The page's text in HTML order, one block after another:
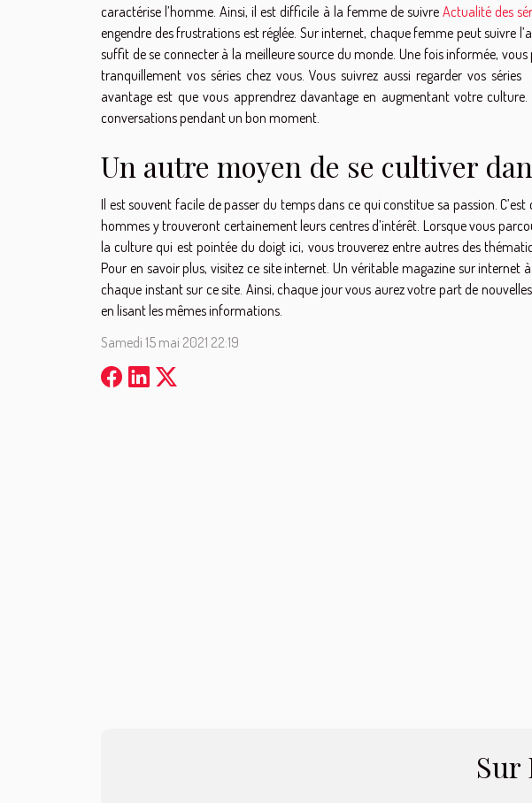
caractérise l’homme. Ainsi, il est difficile à la femme de suivreActualité des
engendre des frustrations est réglée. Sur internet, chaque femme peut suivre
suffit de se connecter à la meilleure source du monde. Une fois informée,
tranquillement vos séries chez vous. Vous suivrez aussi regarder vos
avantage est que vous apprendrez davantage en augmentant votre
conversations pendant un bon moment.
Un autre moyen de se cultiver
Il est souvent facile de passer du temps dans ce qui constitue sa passion.
hommes y trouveront certainement leurs centres d’intérêt. Lorsque vous
la culture qui est pointée du doigt ici, vous trouverez entre autres des
Pour en savoir plus, visitez ce site internet. Un véritable magazine sur
chaque instant sur ce site. Ainsi, chaque jour vous aurez votre part de
en lisant les mêmes informations.
Samedi 15 mai 2021 22:19
Sur